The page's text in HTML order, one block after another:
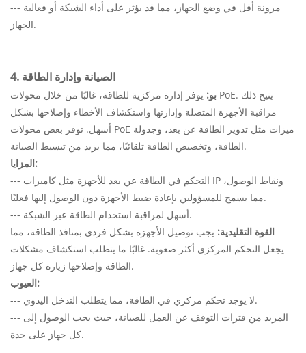
--- مرونة أقل في وضع الجهاز، مما قد يؤثر على أداء الشبكة أو فعالية
الجهاز.
4. الصيانة وإدارة الطاقة
بو: يوفر إدارة مركزية للطاقة، غالبًا من خلال محولات PoE. يتيح ذلك
مراقبة الأجهزة المتصلة وإدارتها واستكشاف الأخطاء وإصلاحها بشكل
أسهل. توفر بعض محولات PoE ميزات مثل تدوير الطاقة عن بعد، وجدولة
الطاقة، وتخصيص الطاقة تلقائيًا، مما يزيد من تبسيط الصيانة.
المزايا:
--- التحكم في الطاقة عن بعد للأجهزة مثل كاميرات IP ونقاط الوصول،
مما يسمح للمسؤولين بإعادة ضبط الأجهزة دون الوصول إليها فعليًا.
--- أسهل لمراقبة استخدام الطاقة عبر الشبكة.
القوة التقليدية: يجب توصيل الأجهزة بشكل فردي بمنافذ الطاقة، مما
يجعل التحكم المركزي أكثر صعوبة. غالبًا ما يتطلب استكشاف مشكلات
الطاقة وإصلاحها زيارة كل جهاز.
العيوب:
--- لا يوجد تحكم مركزي في الطاقة، مما يتطلب التدخل اليدوي.
--- المزيد من فترات التوقف عن العمل للصيانة، حيث يجب الوصول إلى
كل جهاز على حدة.